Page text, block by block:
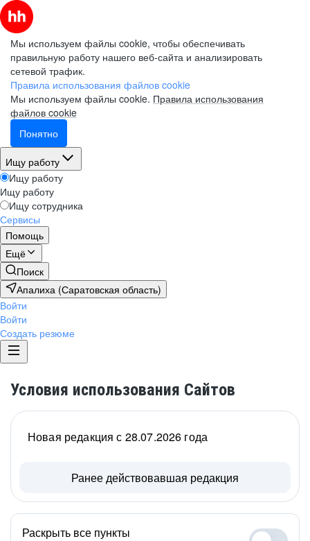
Мы используем файлы cookie, чтобы обеспечивать
правильную работу нашего веб-сайта и анализировать
сетевой трафик.
Правила использования файлов cookie
Мы используем файлы cookie. Правила использования
файлов cookie
Понятно
Ищу работу
Ищу работу
Ищу работу
Ищу сотрудника
Сервисы
Помощь
Ещё
Поиск
Апалиха (Саратовская область)
Войти
Войти
Создать резюме
Условия использования Сайтов
Новая редакция с 28.07.2026 года
Ранее действовавшая редакция
Раскрыть все пункты